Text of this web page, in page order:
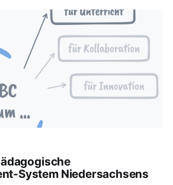
System Niedersachsens